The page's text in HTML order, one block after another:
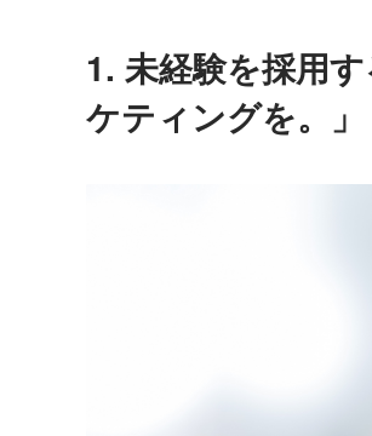
1. 未経験を採用
ケティングを。」